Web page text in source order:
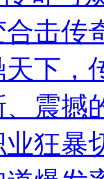
合击传
天下，
、震撼
业狂暴